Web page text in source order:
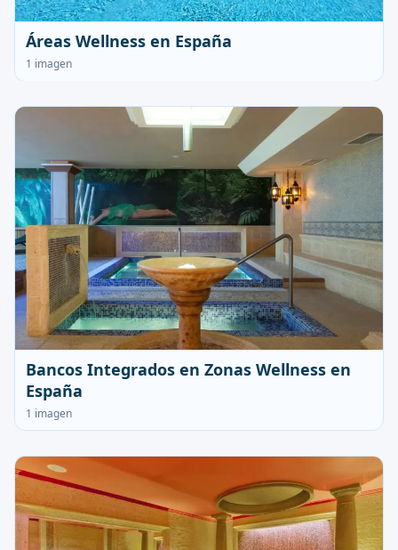
Áreas Wellness en España
1 imagen
Bancos Integrados en Zonas Wellness en
España
1 imagen